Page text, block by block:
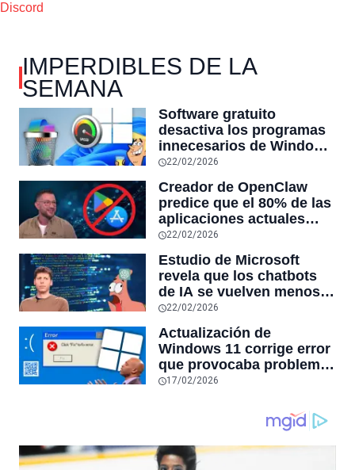
Discord
IMPERDIBLES DE LA
SEMANA
Software gratuito
desactiva los programas
innecesarios de Windows
11 y optimiza el PC,
reduciendo el uso de la
RAM y mucho más
22/02/2026
Creador de OpenClaw
predice que el 80% de las
aplicaciones actuales
desaparecerán en el
futuro: “Solo sobrevivirán
las aplicaciones con
sensores únicos o
conexiones especiales a
hardware
22/02/2026
Estudio de Microsoft
revela que los chatbots
de IA se vuelven menos
confiables mientras más
tiempo hablas con ellos:
la falta de confiabilidad
sube un 112%
22/02/2026
Actualización de
Windows 11 corrige error
que provocaba problemas
al jugar en PC: los
producían desde 2023
17/02/2026